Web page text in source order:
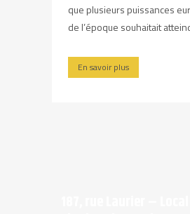
que plusieurs puissances
de l’époque souhaitait
En savoir plus